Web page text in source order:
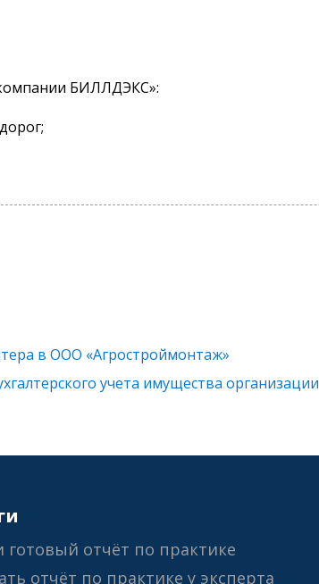
БИЛЛДЭКС»:
в ООО «Агростроймонтаж»
учета имущества организации
готовый отчёт по практике
отчёт по практике у эксперта